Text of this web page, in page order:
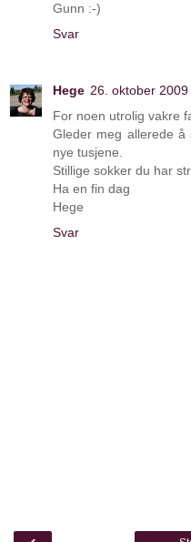
Gunn :-)
Svar
Hege 26. oktober
For noen utrolig vakre
Gleder meg allerede
nye tusjene.
Stillige sokker du har
Ha en fin dag
Hege
Svar